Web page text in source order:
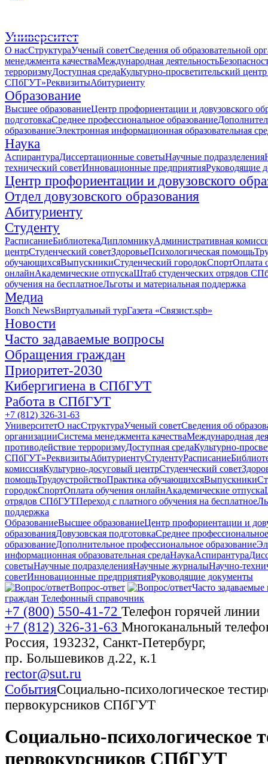
Университет
О насСтруктураУченый советСведения об образовательной
менеджмента качестваМеждународная деятельность
терроризмуДоступная средаКультурно-просветительский
СПбГУТ»РеквизитыАбитуриенту
Образование
Высшее образованиеЦентр профориентации и довузовского
подготовкаСреднее профессиональное образование
образованиеЭлектронная информационная образовательная
Наука
АспирантураДиссертационные советыНаучные подразделения
технический советИнновационные предприятияРуководящие
Центр профориентации и довузовского
Отдел довузовского образования
Абитуриенту
Студенту
РасписаниеБиблиотекаДипломникуАдминистративная
центрСтуденческий советЗдоровьеПсихологическая помощь
обучающихсяВыпускникиСтуденческий городокСпортОплата
онлайнАкадемические отпускаШтаб студенческих отрядов
обучения на бесплатноеЛьготы и материальная поддержка
Медиа
Bonch NewsВиртуальный турГазета «Связист.spb»
Новости
Часто задаваемые вопросы
Обращения граждан
Приоритет-2030
Кибергигиена в СПбГУТ
Работа в СПбГУТ
+7 (812) 326-31-63
УниверситетО насСтруктураУченый советСведения об
организацииСистема менеджмента качестваМеждународная
противодействие терроризмуДоступная средаКультурно-
СПбГУТ»РеквизитыАбитуриентуСтудентуРасписание
комиссияКультурно-досуговый центрСтуденческий совет
помощьТрудоустройствоПрактика обучающихсяВыпускники
городокСпортОплата обучения онлайнАкадемические отпуска
отрядов СПбГУТПереход с платного обучения на бесплатное
поддержка
ОбразованиеВысшее образованиеЦентр профориентации и
образованияДовузовская подготовкаСреднее профессиональное
образованиеДополнительное профессиональное образование
информационная образовательная средаНаукаАспирантура
советыНаучные подразделенияНаучные журналыНаучно-
советИнновационные предприятияРуководящие документы
Вопрос-ответ
Часто
граждан Телефонный справочник
+7 (800) 550-41-72 Телефон горячей линии
+7 (812) 326-31-63 Многоканальный
Россия, 193232, Санкт-Петербург,
пр. Большевиков д.22, к.1
rector@sut.ru
СобытияСоциально-психологическое
первокурсников СПбГУТ
Социально-психологическое
первокурсников СПбГУТ